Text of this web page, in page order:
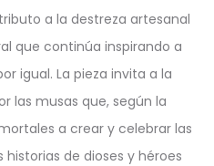
a la destreza artesanal
que continúa inspirando a
igual. La pieza invita a la
las musas que, según la
a crear y celebrar las
de dioses y héroes